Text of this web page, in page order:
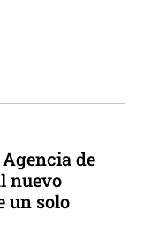
de
nuevo
un solo